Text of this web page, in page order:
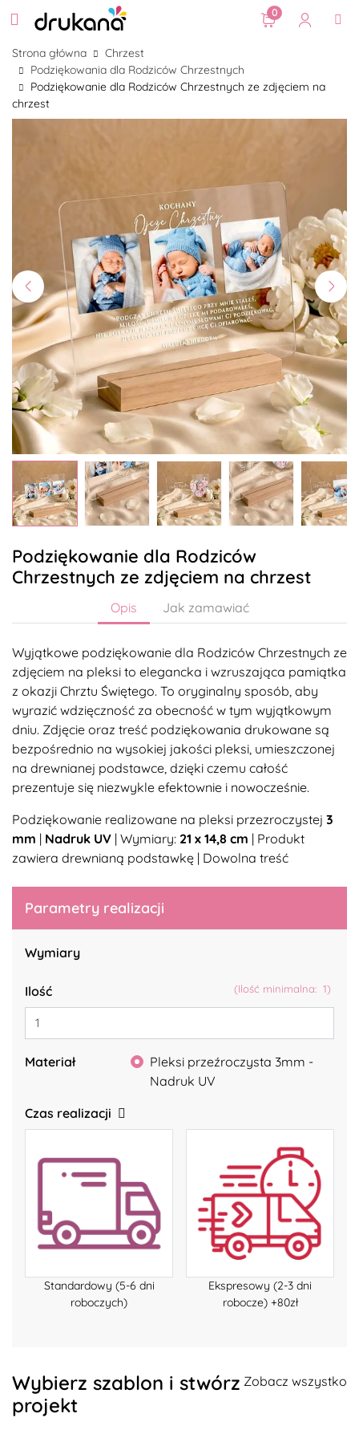
0
Strona główna
Chrzest
Podziękowania dla Rodziców Chrzestnych
Podziękowanie dla Rodziców Chrzestnych ze zdjęciem na
chrzest
Podziękowanie dla Rodziców
Chrzestnych ze zdjęciem na chrzest
Opis Jak zamawiać
Wyjątkowe podziękowanie dla Rodziców Chrzestnych ze
zdjęciem na pleksi to elegancka i wzruszająca pamiątka
z okazji Chrztu Świętego. To oryginalny sposób, aby
wyrazić wdzięczność za obecność w tym wyjątkowym
dniu. Zdjęcie oraz treść podziękowania drukowane są
bezpośrednio na wysokiej jakości pleksi, umieszczonej
na drewnianej podstawce, dzięki czemu całość
prezentuje się niezwykle efektownie i nowocześnie.
Podziękowanie realizowane na pleksi przezroczystej 3
mm | Nadruk UV | Wymiary: 21 x 14,8 cm | Produkt
zawiera drewnianą podstawkę | Dowolna treść
Parametry realizacji
Wymiary
(Ilość minimalna: 1)
Ilość
Materiał
Pleksi przeźroczysta 3mm -
Nadruk UV
Czas realizacji
Standardowy (5-6 dni
roboczych)
Ekspresowy (2-3 dni
robocze) +80zł
Zobacz wszystko
Wybierz szablon i stwórz
projekt